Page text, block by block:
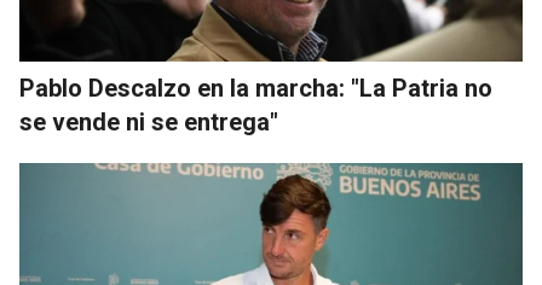
Pablo Descalzo en la marcha: "La Patria no
se vende ni se entrega"